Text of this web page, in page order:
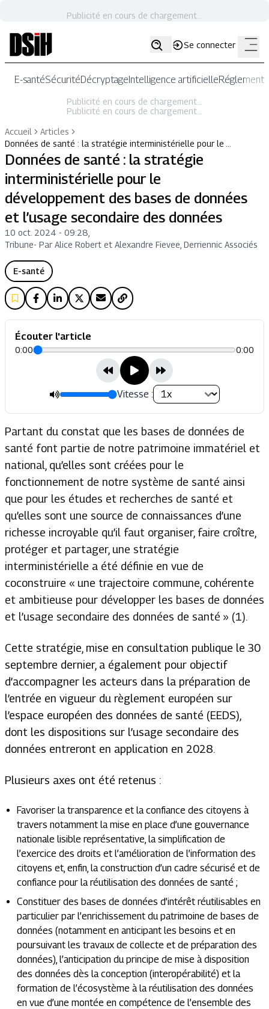
Publicité en cours de chargement...
Se connecter
E-santéSécuritéDécryptageIntelligence artificielle
Publicité en cours de chargement...
Publicité en cours de chargement...
Accueil
Articles
Données de santé : la stratégie interministérielle pour le …
Données de santé : la stratégie
interministérielle pour le
développement des bases de données
et l’usage secondaire des données
10 oct. 2024 - 09:28
Tribune- Par Alice Robert et Alexandre Fievee, Derriennic Associés
E-santé
Écouter l'article
0:00 0:00
Vitesse :
Partant du constat que les bases de données de
santé font partie de notre patrimoine immatériel et
national, qu’elles sont créées pour le
fonctionnement de notre système de santé ainsi
que pour les études et recherches de santé et
qu’elles sont une source de connaissances d’une
richesse incroyable qu’il faut organiser, faire croître,
protéger et partager, une stratégie
interministérielle a été définie en vue de
coconstruire « une trajectoire commune, cohérente
et ambitieuse pour développer les bases de données
et l’usage secondaire des données de santé » (1).
Cette stratégie, mise en consultation publique le 30
septembre dernier, a également pour objectif
d’accompagner les acteurs dans la préparation de
l’entrée en vigueur du règlement européen sur
l’espace européen des données de santé (EEDS),
dont les dispositions sur l’usage secondaire des
données entreront en application en 2028.
Plusieurs axes ont été retenus :
Favoriser la transparence et la confiance des citoyens à
travers notamment la mise en place d’une gouvernance
nationale lisible représentative, la simplification de
l’exercice des droits et l’amélioration de l’information des
citoyens et, enfin, la construction d’un cadre sécurisé et de
confiance pour la réutilisation des données de santé ;
Constituer des bases de données d’intérêt réutilisables en
particulier par l’enrichissement du patrimoine de bases de
données (notamment en anticipant les besoins et en
poursuivant les travaux de collecte et de préparation des
données), l’anticipation du principe de mise à disposition
des données dès la conception (interopérabilité) et la
formation de l’écosystème à la réutilisation des données
en vue d’une montée en compétence de l’ensemble des